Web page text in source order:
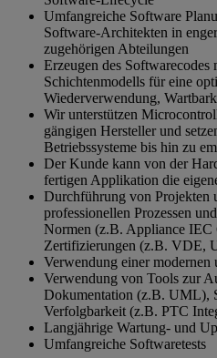
Umfangreiche Software
Software-Architekten in
zugehörigen Abteilungen
Erzeugen des
Schichtenmodells für eine
Wiederverwendung,
Wir unterstützen
gängigen Hersteller und
Betriebssysteme bis hin zu
Der Kunde kann von der
fertigen Applikation die
Durchführung von Projekten
professionellen Prozessen
Normen (z.B. Appliance IEC
Zertifizierungen (z.B. VDE,
Verwendung einer modernen
Verwendung von Tools zur
Dokumentation (z.B. UML),
Verfolgbarkeit (z.B. PTC
Langjährige Wartung- und
Umfangreiche Softwaretests